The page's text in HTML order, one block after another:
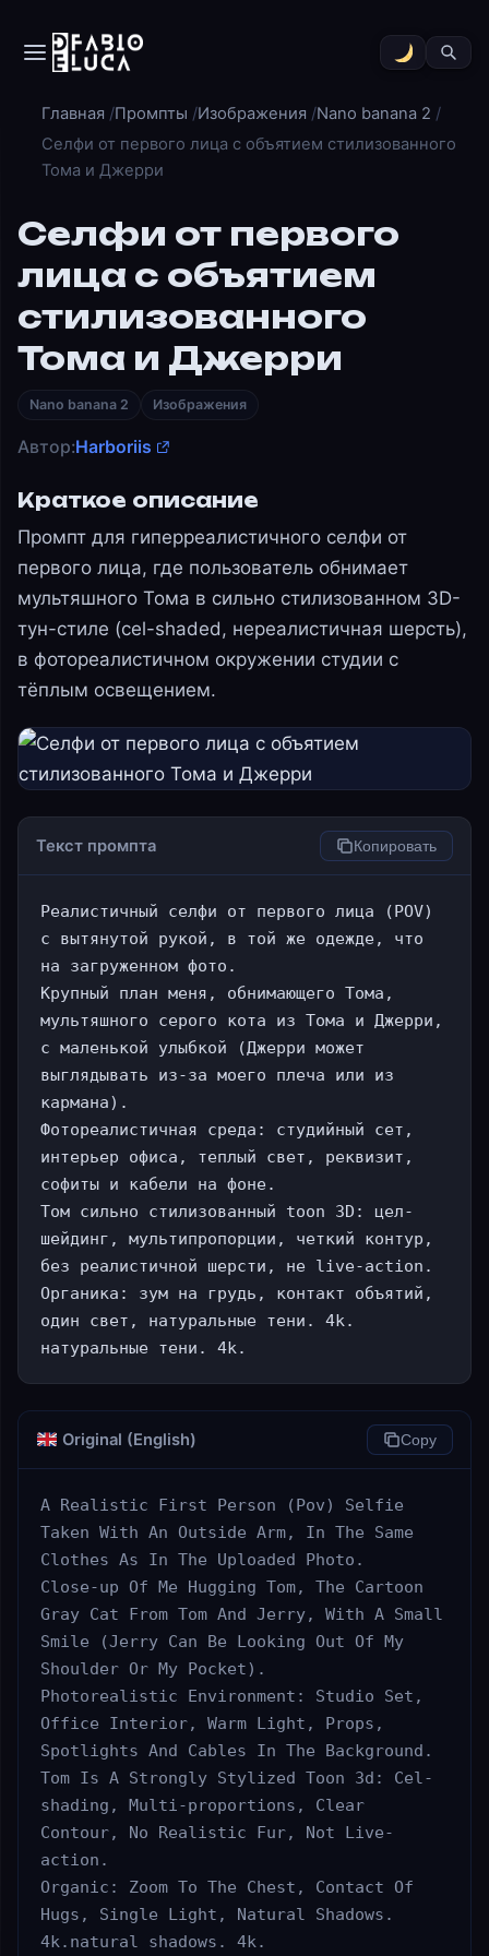
Главная Промпты Изображения
Nano banana 2
Селфи от первого лица с объятием стилизованного
Тома и Джерри
Селфи от первого
лица с объятием
стилизованного
Тома и Джерри
Nano banana 2 Изображения
Автор:Harboriis
Краткое описание
Промпт для гиперреалистичного селфи от
первого лица, где пользователь обнимает
мультяшного Тома в сильно стилизованном 3D-
тун-стиле (cel-shaded, нереалистичная шерсть),
в фотореалистичном окружении студии с
тёплым освещением.
Текст промпта Копировать
Реалистичный селфи от первого лица (POV)
с вытянутой рукой, в той же одежде, что
на загруженном фото.
Крупный план меня, обнимающего Тома,
мультяшного серого кота из Тома и Джерри,
с маленькой улыбкой (Джерри может
выглядывать из-за моего плеча или из
кармана).
Фотореалистичная среда: студийный сет,
интерьер офиса, теплый свет, реквизит,
софиты и кабели на фоне.
Том сильно стилизованный toon 3D: цел-
шейдинг, мультипропорции, четкий контур,
без реалистичной шерсти, не live-action.
Органика: зум на грудь, контакт объятий,
один свет, натуральные тени. 4k.
натуральные тени. 4k.
Original (English) Copy
A Realistic First Person (Pov) Selfie
Taken With An Outside Arm, In The Same
Clothes As In The Uploaded Photo.
Close-up Of Me Hugging Tom, The Cartoon
Gray Cat From Tom And Jerry, With A Small
Smile (Jerry Can Be Looking Out Of My
Shoulder Or My Pocket).
Photorealistic Environment: Studio Set,
Office Interior, Warm Light, Props,
Spotlights And Cables In The Background.
Tom Is A Strongly Stylized Toon 3d: Cel-
shading, Multi-proportions, Clear
Contour, No Realistic Fur, Not Live-
action.
Organic: Zoom To The Chest, Contact Of
Hugs, Single Light, Natural Shadows.
4k.natural shadows. 4k.